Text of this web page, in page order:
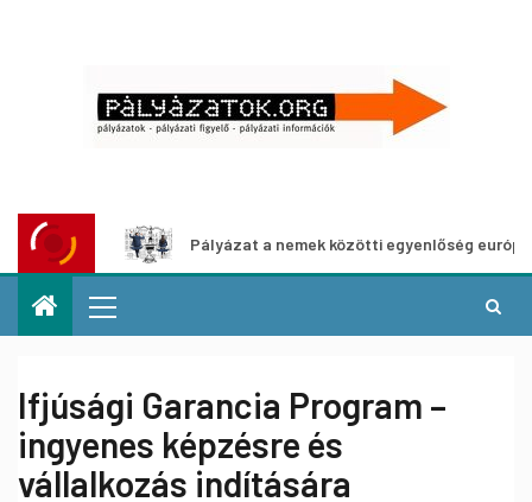
Pályázat a nemek közötti egyenlőség európai
Ifjúsági Garancia Program –
ingyenes képzésre és
vállalkozás indítására